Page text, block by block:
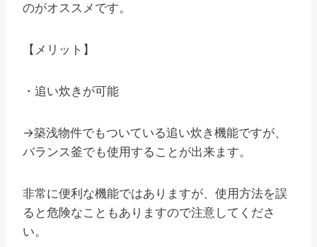
のがオススメです。
【メリット】
・追い炊きが可能
→築浅物件でもついている追い炊き機能ですが、
バランス釜でも使用することが出来ます。
非常に便利な機能ではありますが、使用方法を誤
ると危険なこともありますので注意してくださ
い。